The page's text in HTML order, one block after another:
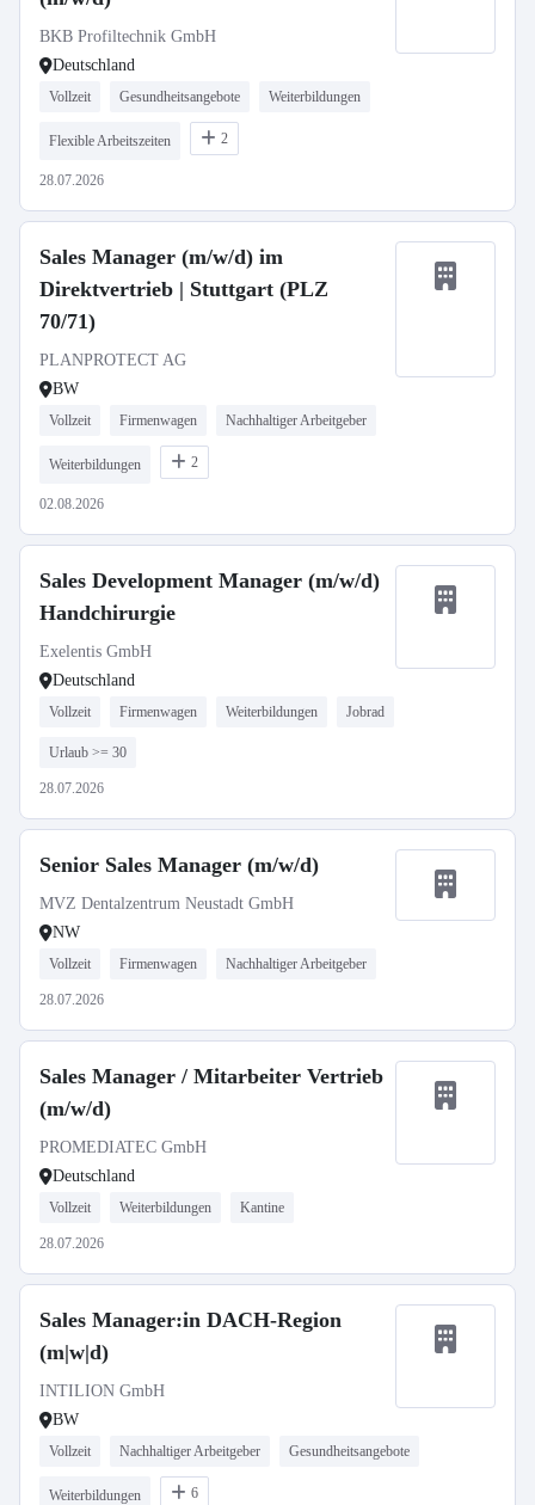
BKB Profiltechnik GmbH
Deutschland
Vollzeit Gesundheitsangebote Weiterbildungen
Flexible Arbeitszeiten 2
28.07.2026
Sales Manager (m/w/d) im
Direktvertrieb | Stuttgart (PLZ
70/71)
PLANPROTECT AG
BW
Vollzeit Firmenwagen Nachhaltiger Arbeitgeber
Weiterbildungen 2
02.08.2026
Sales Development Manager (m/w/d)
Handchirurgie
Exelentis GmbH
Deutschland
Vollzeit Firmenwagen Weiterbildungen Jobrad
Urlaub >= 30
28.07.2026
Senior Sales Manager (m/w/d)
MVZ Dentalzentrum Neustadt GmbH
NW
Vollzeit Firmenwagen Nachhaltiger Arbeitgeber
28.07.2026
Sales Manager / Mitarbeiter Vertrieb
(m/w/d)
PROMEDIATEC GmbH
Deutschland
Vollzeit Weiterbildungen Kantine
28.07.2026
Sales Manager:in DACH-Region
(m|w|d)
INTILION GmbH
BW
Vollzeit Nachhaltiger Arbeitgeber Gesundheitsangebote
Weiterbildungen 6